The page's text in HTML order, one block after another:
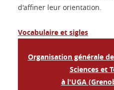
d'affiner leur orientation.
Vocabulaire et sigles
Organisation générale
Sciences et
à l'UGA